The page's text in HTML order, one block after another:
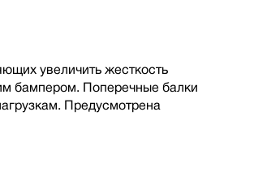
увеличить жесткость
бампером. Поперечные балки
Предусмотрена